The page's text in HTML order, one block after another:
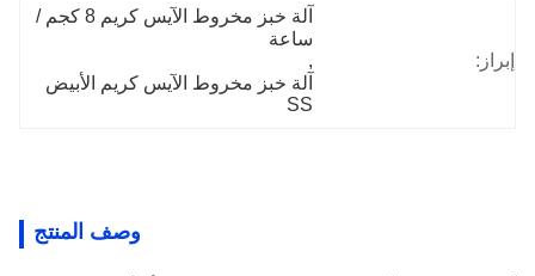
إبراز:
آلة خبز مخروط الآيس كريم 8 كجم /
ساعة
,
آلة خبز مخروط الآيس كريم الأبيض
SS
وصف المنتج